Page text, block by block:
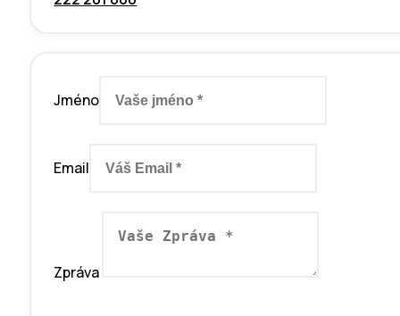
Jméno
Email
Zpráva